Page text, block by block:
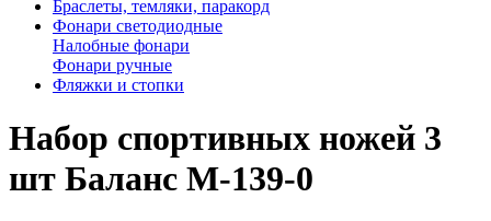
Браслеты, темляки, паракорд
Фонари светодиодные
Налобные фонари
Фонари ручные
Фляжки и стопки
Набор спортивных ножей 3
шт Баланс M-139-0